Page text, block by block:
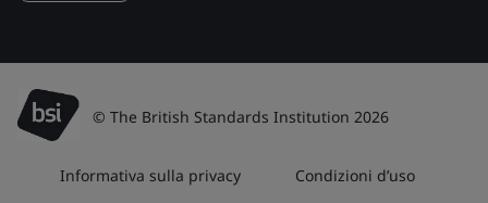
© The British Standards Institution 2026
Informativa sulla privacy Condizioni d’uso